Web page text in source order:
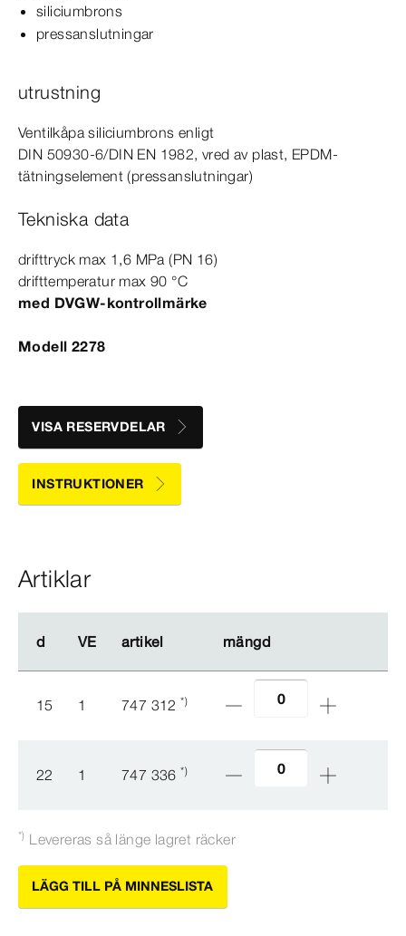
siliciumbrons
pressanslutningar
utrustning
Ventilkåpa siliciumbrons enligt
DIN 50930‑6/DIN EN 1982, vred av plast, EPDM-​
tätningselement (pressanslutningar)
Tekniska data
drifttryck max 1,6 MPa(PN 16)
drifttemperatur max 90 °C
med DVGW-​kontrollmärke
Modell 2278
VISA RESERVDELAR
INSTRUKTIONER
Artiklar
d VE artikel mängd
d VE artikel mängd
15 1 747 312 *)
22 1 747 336 *)
*) Levereras så länge lagret räcker
LÄGG TILL PÅ MINNESLISTA